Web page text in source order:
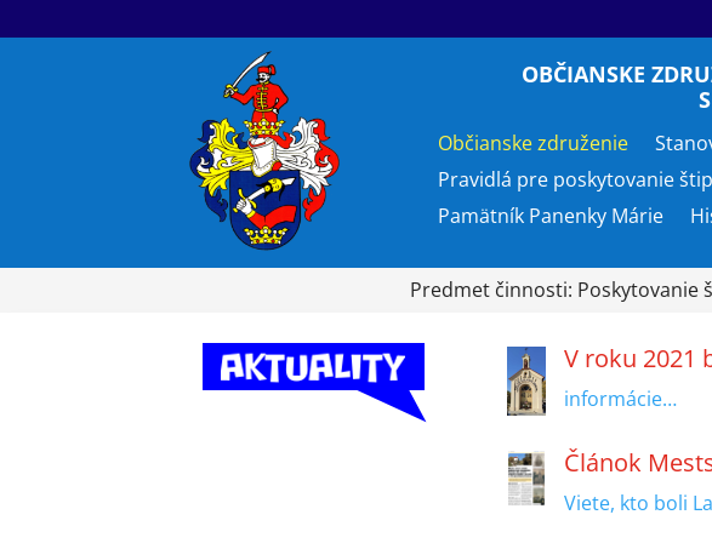
OBČIANSKE
Občianske združenie
Pravidlá pre poskytovanie
Pamätník Panenky Márie
Predmet činnosti: Poskytovanie
V roku 2021
informácie…
Článok
Viete, kto boli